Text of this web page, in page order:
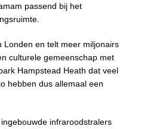
passend bij het
Londen en telt meer miljonairs
culturele gemeenschap met
Hampstead Heath dat veel
hebben dus allemaal een
infraroodstralers